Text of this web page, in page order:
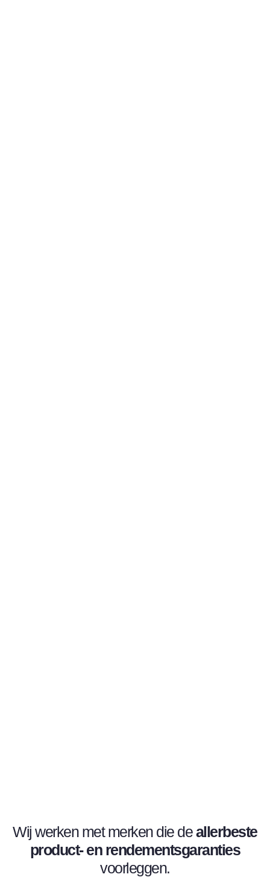
Wij werken met merken die deallerbeste
product- en rendementsgaranties
voorleggen.